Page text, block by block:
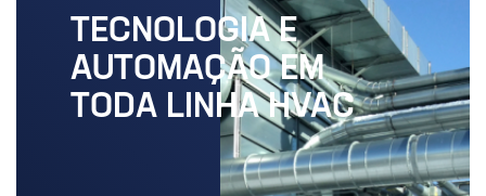
TECNOLOGIA E
AUTOMAÇÃO EM
TODA LINHA HVAC